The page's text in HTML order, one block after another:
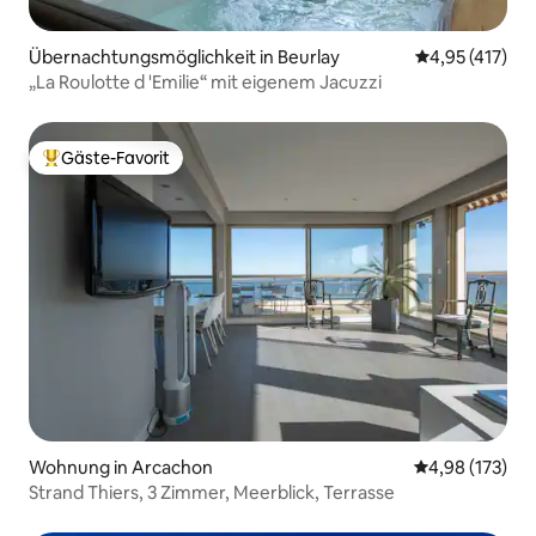
Übernachtungsmöglichkeit in Beurlay
4,95 (417)
„La Roulotte d 'Emilie“ mit eigenem Jacuzzi
Beliebter Gäste-Favorit.
Gäste-Favorit
Wohnung in Arcachon
4,98 (173)
Strand Thiers, 3 Zimmer, Meerblick, Terrasse